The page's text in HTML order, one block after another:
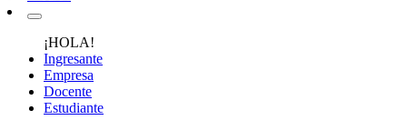
¡HOLA!
Ingresante
Empresa
Docente
Estudiante